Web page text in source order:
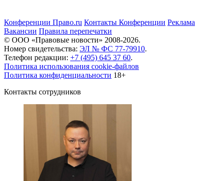
Конференции Право.ru Контакты Конференции Реклама
Вакансии Правила перепечатки
© ООО «Правовые новости» 2008-2026.
Номер свидетельства: ЭЛ № ФС 77-79910.
Телефон редакции: +7 (495) 645 37 60.
Политика использования cookie-файлов
Политика конфиденциальности 18+
Контакты сотрудников